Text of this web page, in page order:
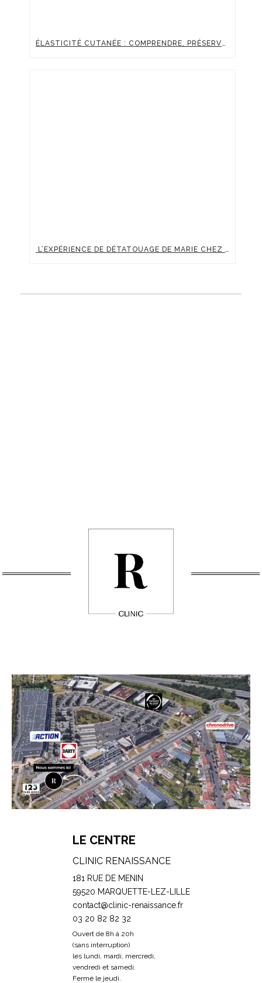
ÉLASTICITÉ CUTANÉE : COMPRENDRE, PRÉSERVER ET BOOSTER LA FERMETÉ DE SA PEAU
L’EXPÉRIENCE DE DÉTATOUAGE DE MARIE CHEZ CLINIC RENAISSANCE
LE CENTRE
CLINIC RENAISSANCE
181 RUE DE MENIN
59520 MARQUETTE-LEZ-LILLE
contact@clinic-renaissance.fr
03 20 82 82 32
Ouvert de 8h à 20h
(sans interruption)
les lundi, mardi, mercredi,
vendredi et samedi.
Fermé le jeudi.